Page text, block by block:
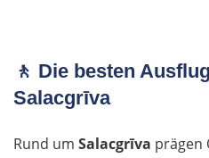
🚶 Die besten
Salacgrīva
Rund um Salacgrīva prägen